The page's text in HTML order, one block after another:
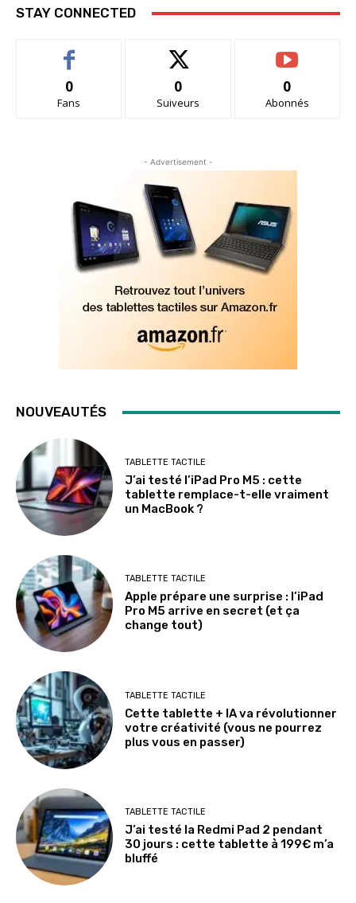
STAY CONNECTED
0
Fans
0
Suiveurs
0
Abonnés
- Advertisement -
NOUVEAUTÉS
TABLETTE TACTILE
J’ai testé l’iPad Pro M5 : cette
tablette remplace-t-elle vraiment
un MacBook ?
TABLETTE TACTILE
Apple prépare une surprise : l’iPad
Pro M5 arrive en secret (et ça
change tout)
TABLETTE TACTILE
Cette tablette + IA va révolutionner
votre créativité (vous ne pourrez
plus vous en passer)
TABLETTE TACTILE
J’ai testé la Redmi Pad 2 pendant
30 jours : cette tablette à 199€ m’a
bluffé